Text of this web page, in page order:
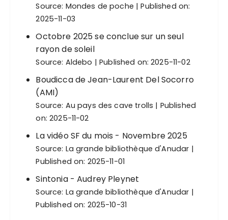
Source: Mondes de poche
Published on:
2025-11-03
Octobre 2025 se conclue sur un seul
rayon de soleil
Source: Aldebo Published on: 2025-11-02
Boudicca de Jean-Laurent Del Socorro
(AMI)
Source: Au pays des cave trolls
Published
on: 2025-11-02
La vidéo SF du mois - Novembre 2025
Source: La grande bibliothèque d'Anudar
Published on: 2025-11-01
Sintonia - Audrey Pleynet
Source: La grande bibliothèque d'Anudar
Published on: 2025-10-31